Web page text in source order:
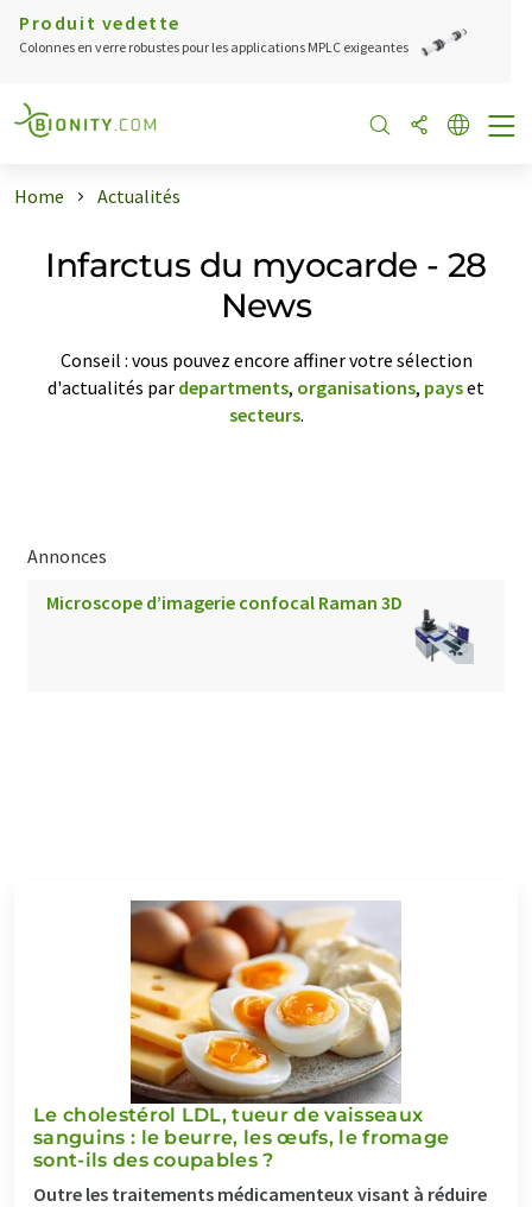
Produit vedette
Colonnes en verre robustes pour les applications MPLC exigeantes
Home Actualités
Infarctus du myocarde - 28
News
Conseil : vous pouvez encore affiner votre sélection
d'actualités par departments, organisations, payset
secteurs.
Annonces
Microscope d’imagerie confocal Raman 3D
Le cholestérol LDL, tueur de vaisseaux
sanguins : le beurre, les œufs, le fromage
sont-ils des coupables ?
Outre les traitements médicamenteux visant à réduire